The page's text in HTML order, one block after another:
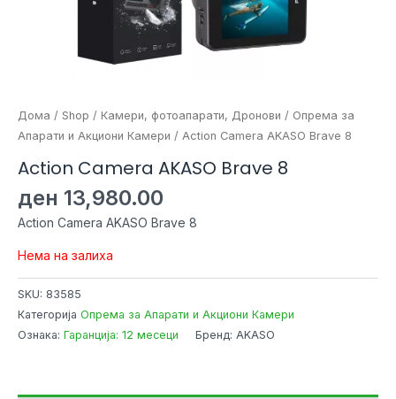
Дома / Shop / Камери, фотоапарати, Дронови / Опрема за
Апарати и Акциони Камери / Action Camera AKASO Brave 8
Action Camera AKASO Brave 8
ден 13,980.00
Action Camera AKASO Brave 8
Нема на залиха
SKU: 83585
Категорија Опрема за Апарати и Акциони Камери
Ознака: Гаранција: 12 месеци Бренд: AKASO